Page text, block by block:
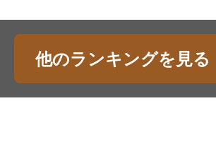
他のランキングを見る